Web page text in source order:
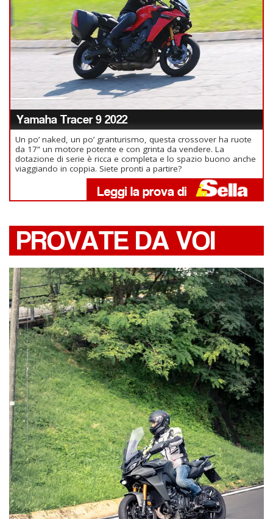
Yamaha Tracer 9 2022
Un po’ naked, un po’ granturismo, questa crossover ha ruote
da 17” un motore potente e con grinta da vendere. La
dotazione di serie è ricca e completa e lo spazio buono anche
viaggiando in coppia. Siete pronti a partire?
PROVATE DA VOI